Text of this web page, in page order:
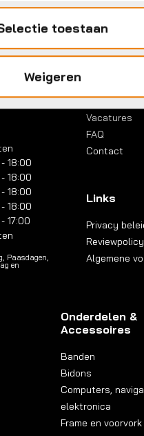
toestaan
Weigeren
Almere
18:00
18:00
18:00
18:00
17:00
Paasdagen,
en
Menu
Account
Lease a bike
Werkplaats
Vacatures
FAQ
Contact
Links
Privacy
Reviewpolicy
Algemene
Onderdelen &
Accessoires
Banden
Bidons
Computers,
elektronica
Frame en voorvork